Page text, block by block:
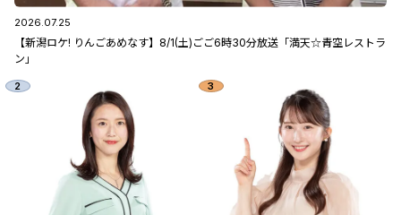
2026.07.25
【新潟ロケ! りんごあめなす】8/1(土)ごご6時30分放送「満天☆青空レストラ
ン」